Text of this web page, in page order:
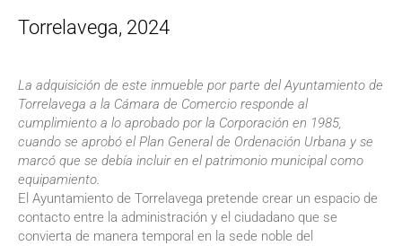
Torrelavega, 2024
La adquisición de este inmueble por parte del Ayuntamiento de
Torrelavega a la Cámara de Comercio responde al
cumplimiento a lo aprobado por la Corporación en 1985,
cuando se aprobó el Plan General de Ordenación Urbana y se
marcó que se debía incluir en el patrimonio municipal como
equipamiento.
El Ayuntamiento de Torrelavega pretende crear un espacio de
contacto entre la administración y el ciudadano que se
convierta de manera temporal en la sede noble del